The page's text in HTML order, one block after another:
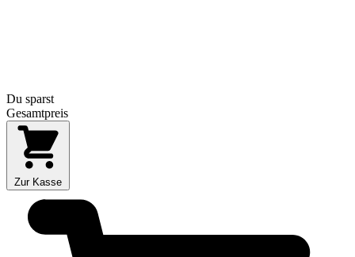
Du sparst
Gesamtpreis
Zur Kasse